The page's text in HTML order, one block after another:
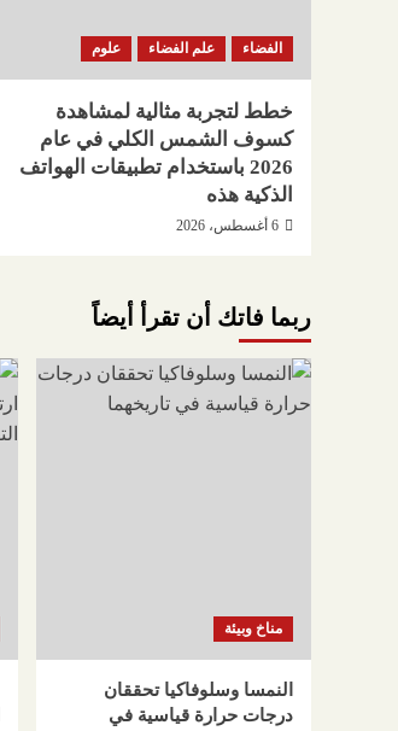
الفضاء علم الفضاء علوم
خطط لتجربة مثالية لمشاهدة
كسوف الشمس الكلي في عام
2026 باستخدام تطبيقات الهواتف
الذكية هذه
6 أغسطس، 2026
ربما فاتك أن تقرأ أيضاً
مناخ وبيئة
النمسا وسلوفاكيا تحققان
درجات حرارة قياسية في